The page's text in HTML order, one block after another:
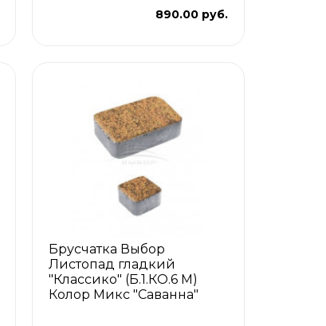
890.00 руб.
Брусчатка Выбор
Листопад гладкий
"Классико" (Б.1.КО.6 М)
Колор Микс "Саванна"